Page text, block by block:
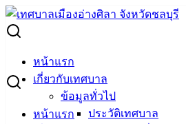
Skip
to
content
หน้าแรก
เกี่ยวกับเทศบาล
ข้อมูลทั่วไป
ประวัติเทศบาล
หน้าแรก
Search
ประกาศสำนักงานประมงจังหวัดชลบุรี
ผู้ประสงค์ทำการเพาะเลี้ยงสัตว์น้ำซึ่ง
แผ่นดิน ประเภทการเพาะเลี้ยงหอยทะ
อนุญาต พ.ศ.2564